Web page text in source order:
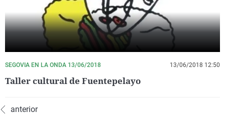
SEGOVIA EN LA ONDA 13/06/2018 13/06/2018 12:50
Taller cultural de Fuentepelayo
anterior